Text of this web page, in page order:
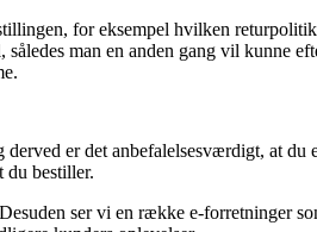
for eksempel hvilken
man en anden gang vil kunne
er det anbefalelsesværdigt, at du
bestiller.
ser vi en række e-forretninger